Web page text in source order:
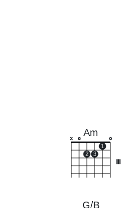
Am
x o
2 3
1
o
G/B